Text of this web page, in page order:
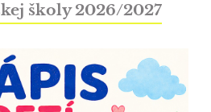
školy 2026/2027